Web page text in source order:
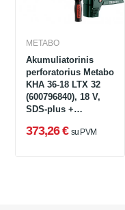
METABO
Akumuliatorinis
perforatorius Metabo
KHA 36-18 LTX 32
(600796840), 18 V,
SDS-plus +
373,26 € su PVM